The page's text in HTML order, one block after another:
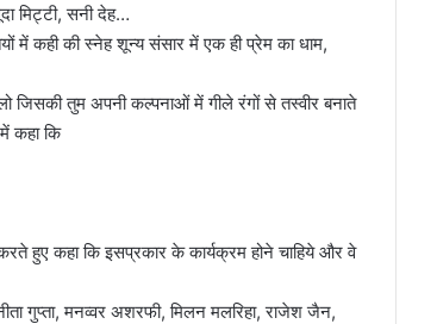
मिट्टी, सनी देह…
में कही की स्नेह शून्य संसार में एक ही प्रेम का धाम,
जिसकी तुम अपनी कल्पनाओं में गीले रंगों से तस्वीर बनाते
कहा कि
हुए कहा कि इसप्रकार के कार्यक्रम होने चाहिये और वे
गुप्ता, मनव्वर अशरफी, मिलन मलरिहा, राजेश जैन,